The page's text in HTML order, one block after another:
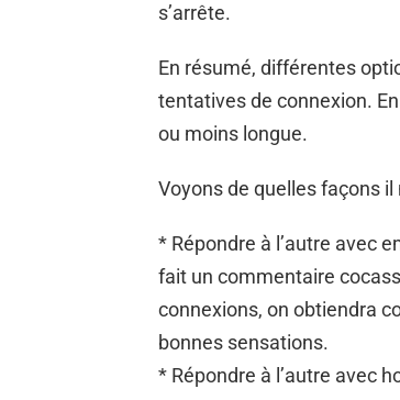
s’arrête.
En résumé, différentes
tentatives de connexion.
ou moins longue.
Voyons de quelles façons
* Répondre à l’autre avec
fait un commentaire
connexions, on obtiendra
bonnes sensations.
* Répondre à l’autre avec